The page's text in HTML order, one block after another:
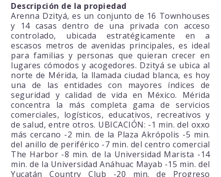
Descripción de la propiedad
Arenna Dzityá, es un conjunto de 16 Townhouses
y 14 casas dentro de una privada con acceso
controlado, ubicada estratégicamente en a
escasos metros de avenidas principales, es ideal
para familias y personas que quieran crecer en
lugares cómodos y acogedores. Dzityá se ubica al
norte de Mérida, la llamada ciudad blanca, es hoy
una de las entidades con mayores índices de
seguridad y calidad de vida en México. Mérida
concentra la más completa gama de servicios
comerciales, logísticos, educativos, recreativos y
de salud, entre otros. UBICACIÓN: -1 min. del oxxo
más cercano -2 min. de la Plaza Akrópolis -5 min.
del anillo de periférico -7 min. del centro comercial
The Harbor -8 min. de la Universidad Marista -14
min. de la Universidad Anáhuac Mayab -15 min. del
Yucatán Country Club -20 min. de Progreso